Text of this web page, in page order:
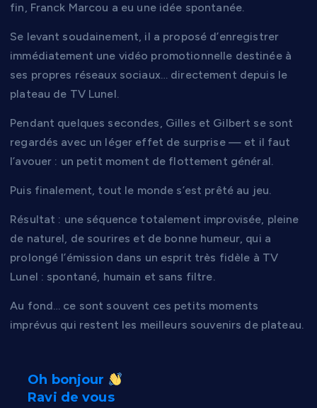
fin, Franck Marcou a eu une idée spontanée.
Se levant soudainement, il a proposé d’enregistrer
immédiatement une vidéo promotionnelle destinée à
ses propres réseaux sociaux… directement depuis le
plateau de TV Lunel.
Pendant quelques secondes, Gilles et Gilbert se sont
regardés avec un léger effet de surprise — et il faut
l’avouer : un petit moment de flottement général.
Puis finalement, tout le monde s’est prêté au jeu.
Résultat : une séquence totalement improvisée, pleine
de naturel, de sourires et de bonne humeur, qui a
prolongé l’émission dans un esprit très fidèle à TV
Lunel : spontané, humain et sans filtre.
Au fond… ce sont souvent ces petits moments
imprévus qui restent les meilleurs souvenirs de plateau.
Oh bonjour
Ravi de vous